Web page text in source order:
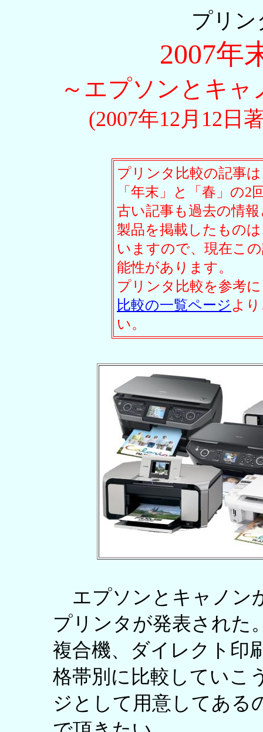
プリン
2007年
～エプソンとキ
(2007年12月12日
プリンタ比較の記事
「年末」と「春」の
古い記事も過去の情
製品を掲載したもの
いますので、現在こ
能性があります。
プリンタ比較を参考
比較の一覧ページ よ
い。
エプソンとキャノン
プリンタが発表された
複合機、ダイレクト印
格帯別に比較していこ
ジとして用意してある